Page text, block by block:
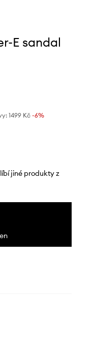
E sandal
1499 Kč -6%
jiné produkty z